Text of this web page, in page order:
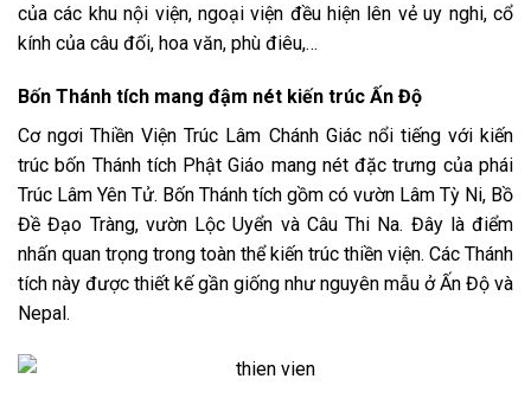
của các khu nội viện, ngoại viện đều hiện lên vẻ uy nghi, cổ
kính của câu đối, hoa văn, phù điêu,…
Bốn Thánh tích mang đậm nét kiến trúc Ấn Độ
Cơ ngơi Thiền Viện Trúc Lâm Chánh Giác nổi tiếng với kiến
trúc bốn Thánh tích Phật Giáo mang nét đặc trưng của phái
Trúc Lâm Yên Tử. Bốn Thánh tích gồm có vườn Lâm Tỳ Ni, Bồ
Đề Đạo Tràng, vườn Lộc Uyển và Câu Thi Na. Đây là điểm
nhấn quan trọng trong toàn thể kiến trúc thiền viện. Các Thánh
tích này được thiết kế gần giống như nguyên mẫu ở Ấn Độ và
Nepal.